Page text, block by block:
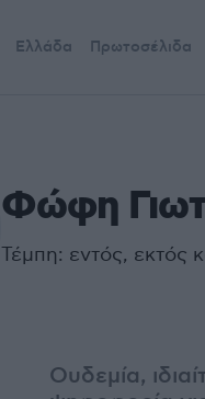
Ελλάδα Πρωτοσέλιδα
Φώφη
Τέμπη: εντός, εκτός
Ουδεμία,